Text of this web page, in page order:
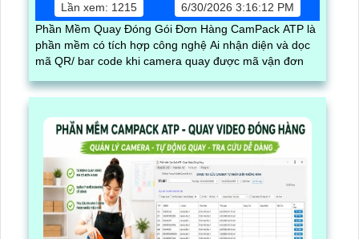
Lần xem: 1215
6/30/2026 3:16:12 PM
Phần Mềm Quay Đóng Gói Đơn Hàng CamPack ATP là
phần mềm có tích hợp công nghệ Ai nhận diện và dọc
mã QR/ bar code khi camera quay được mã vận đơn